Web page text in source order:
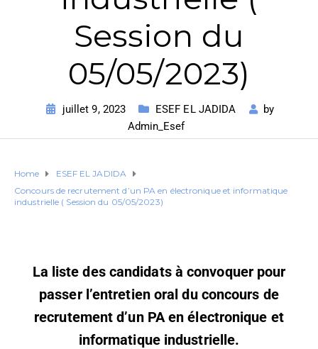
Session du
05/05/2023)
juillet 9, 2023 ESEF EL JADIDA
by
Admin_Esef
Home
ESEF EL JADIDA
Concours de recrutement d’un PA en électronique et informatique
industrielle ( Session du 05/05/2023)
La liste des candidats à convoquer pour
passer l’entretien oral du concours de
recrutement d’un PA en électronique et
informatique industrielle.